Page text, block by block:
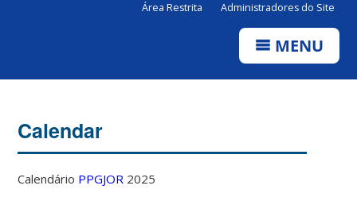
Área Restrita Administradores do Site
MENU
Calendar
Calendário PPGJOR 2025
04:00
05:00